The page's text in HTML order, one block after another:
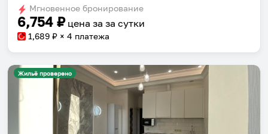
Мгновенное бронирование
6,754 ₽ цена за за сутки
1,689 ₽ × 4 платежа
Жильё проверено